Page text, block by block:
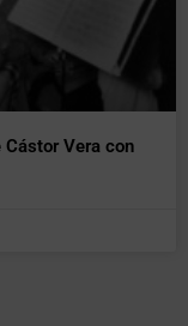
Vera con